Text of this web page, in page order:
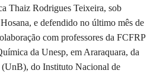
Thaiz Rodrigues Teixeira, sob
e defendido no último mês de
com professores da FCFRP
da Unesp, em Araraquara, da
do Instituto Nacional de